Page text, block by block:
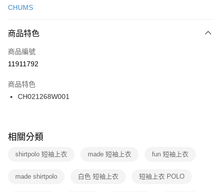
便利好安心！
３．安心：先確認商品／服務後，再付款。
【「AFTEE先享後付」結帳流程】
１．於結帳方式選擇「AFTEE先享後付」後，將跳轉至「AFTEE先享後付」
２．訂單成立數日內，您將收到繳費通知簡訊。
３．收到繳費通知簡訊後14天內，點擊此簡訊中的連結，可透過四大超商／
ATM／網路銀行／等多元方式進行付款，方視為交易完成。
※ 交易是否成功請以「AFTEE先享後付 」之結帳頁面顯示為準，若有關於
是否繳費成功／繳費後需取消欲退款等相關疑問，請聯繫「AFTEE先享後付
客戶支援中心」https://netprotections.freshdesk.com/support/home
１．透過由恩沛科技股份有限公司提供之「AFTEE先享後付」服務完成之交
運送方式
每筆NT$100，滿NT$1,500(含以上)免運費
宅配
每筆NT$100，滿NT$1,500(含以上)免運費
付款後門市自取
每筆NT$100，滿NT$1,500(含以上)免運費
CHUMS
商品特色
商品編號
11911792
商品特色
CH021268W001
相關分類
shirtpolo 短袖上衣 made 短袖上衣 fun 短袖上衣
made shirtpolo 白色 短袖上衣 短袖上衣 POLO